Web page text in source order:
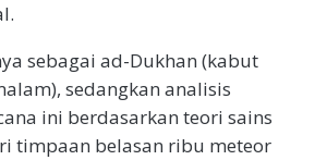
sebagai ad-Dukhan (kabut
sedangkan analisis
ini berdasarkan teori sains
timpaan belasan ribu meteor